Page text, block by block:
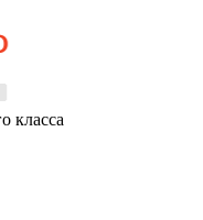
класса